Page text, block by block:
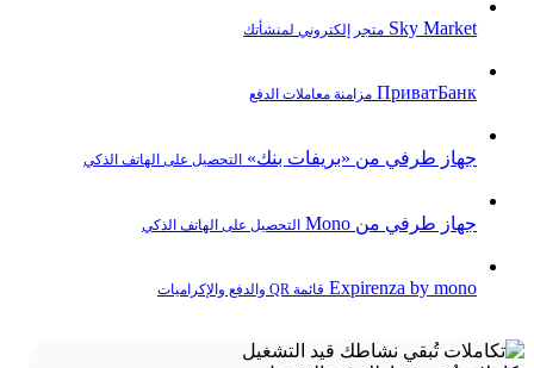
Sky Market متجر إلكتروني لمنشأتك
ПриватБанк مزامنة معاملات الدفع
جهاز طرفي من «بريفات بنك» التحصيل على الهاتف الذكي
جهاز طرفي من Mono التحصيل على الهاتف الذكي
Expirenza by mono قائمة QR والدفع والإكراميات